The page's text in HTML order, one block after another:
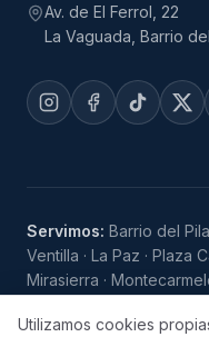
Av. de El Ferrol, 22
La Vaguada, Barrio
Servimos: Barrio del
Ventilla · La Paz · Plaza
Mirasierra ·
Utilizamos cookies